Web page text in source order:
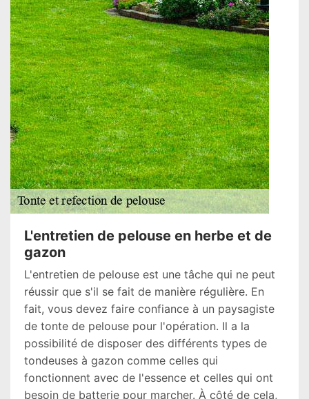
L'entretien de pelouse en herbe et de
gazon
L'entretien de pelouse est une tâche qui ne peut
réussir que s'il se fait de manière régulière. En
fait, vous devez faire confiance à un paysagiste
de tonte de pelouse pour l'opération. Il a la
possibilité de disposer des différents types de
tondeuses à gazon comme celles qui
fonctionnent avec de l'essence et celles qui ont
besoin de batterie pour marcher. À côté de cela,